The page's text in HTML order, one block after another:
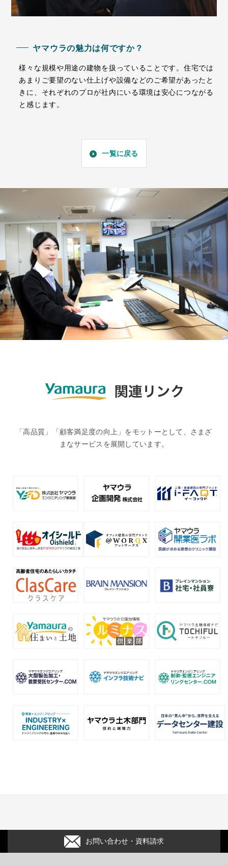
ヤマウラの魅力は何ですか？
様々な規模や用途の建物を扱っていることです。住宅では
あまりご要望のない仕上げや設備などのご希望があったと
きに、それぞれのプロが社内にいる環境は安心につながる
と感じます。
一覧に戻る
「高品質」「顧客満足度の向上」をモットーとして、さまざ
まなサービスを展開しています。
お問い合わせ・資料請求